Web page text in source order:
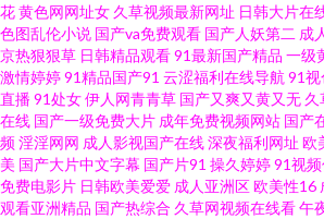
二区三区 激情影院A片 国产成人天堂网综合网 亚洲
碰伊人网 天堂AV11 欧美精品浮力影院 国产精品久
一区 日韩色图影院 国产精品亚洲免费 亚洲AV人人
品一区二区三区四区视频 福利姬福利导航 电影在
花黄色网网址女 久草视频最新网址 日韩大片在
色图乱伦小说 国产va免费观看 国产人妖第二 成
京热狠狠草 日韩精品观看91最新国产精品 一级
激情婷婷91精品国产91 云涩福利在线导航 91视
直播91处女伊人网青青草 国产又爽又黄又无 久
在线 国产一级免费大片 成年免费视频网站 国产
频淫淫网网 成人影视国产在线深夜福利网址 欧
美 国产大片中文字幕 国产片91 操久婷婷91视
免费电影片 日韩欧美爱爱 成人亚洲区欧美性16
观看亚洲精品 国产热综合 久草网视频在线看午